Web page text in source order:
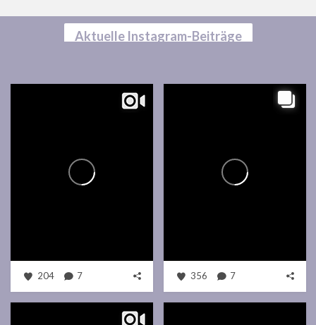
Aktuelle Instagram-Beiträge
204 7 356 7